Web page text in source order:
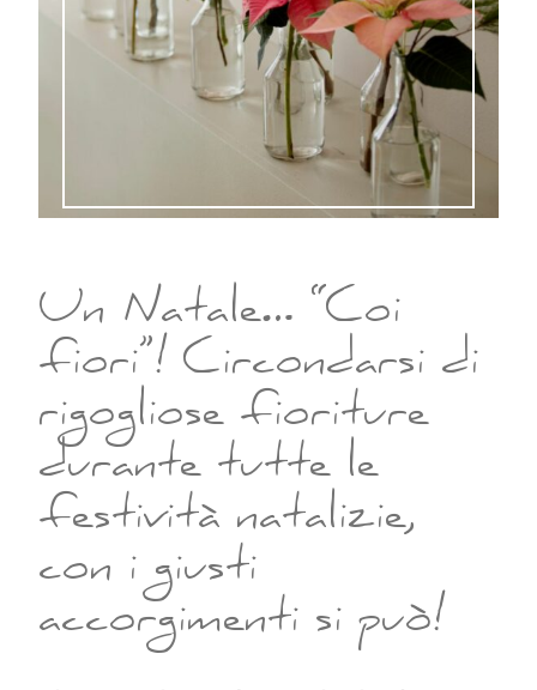
Un Natale… “Coi
fiori”! Circondarsi di
rigogliose fioriture
durante tutte le
festività natalizie,
con i giusti
accorgimenti si può!